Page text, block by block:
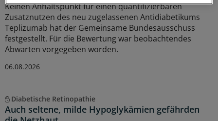
Keinen Anhaltspunkt für einen quantifizierbaren
Zusatznutzen des neu zugelassenen Antidiabetikums
Teplizumab hat der Gemeinsame Bundesausschuss
festgestellt. Für die Bewertung war beobachtendes
Abwarten vorgegeben worden.
06.08.2026
Diabetische Retinopathie
Auch seltene, milde Hypoglykämien gefährden